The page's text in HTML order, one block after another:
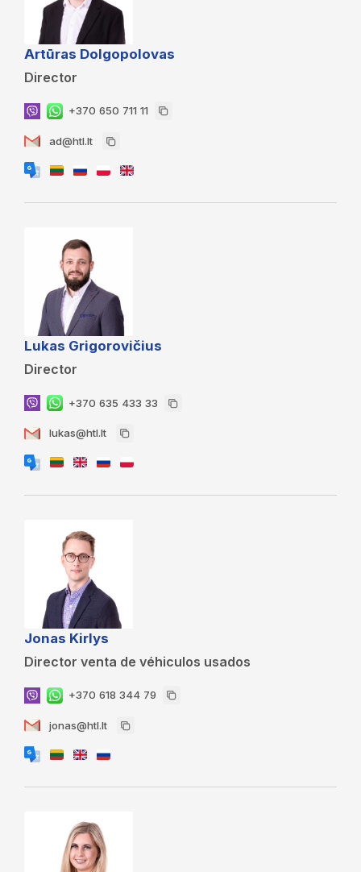
Artūras Dolgopolovas
Director
+370 650 711 11
ad@htl.lt
Lukas Grigorovičius
Director
+370 635 433 33
lukas@htl.lt
Jonas Kirlys
Director venta de véhiculos usados
+370 618 344 79
jonas@htl.lt